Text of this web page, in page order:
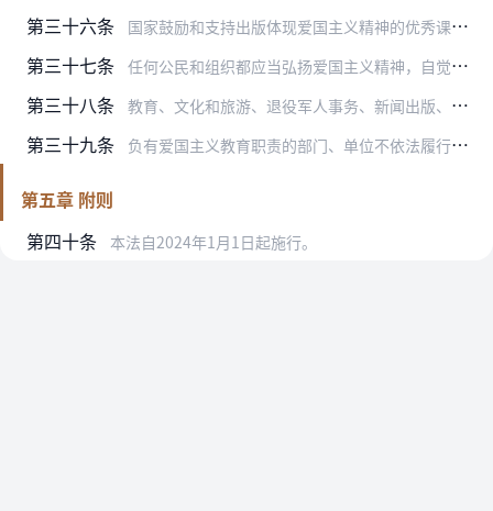
第三十六条 国家鼓励和支持出版体现爱国主义精神的优秀课外读物，鼓励和支持开发体现爱国主义精神的面向青少年和儿童的动漫、音视频产品等。
第三十七条 任何公民和组织都应当弘扬爱国主义精神，自觉维护国家安全、荣誉和利益，不得有下列行为：
第三十八条 教育、文化和旅游、退役军人事务、新闻出版、广播电视、电影、网信、文物等部门应当按照法定职责，对违反本法第三十七条规定的行为及时予以制止，造成不良社会影响的，应当…
第三十九条 负有爱国主义教育职责的部门、单位不依法履行爱国主义教育职责的，对负有责任的领导人员和直接责任人员，依法给予处分。
第五章 附则
第四十条
本法自2024年1月1日起施行。